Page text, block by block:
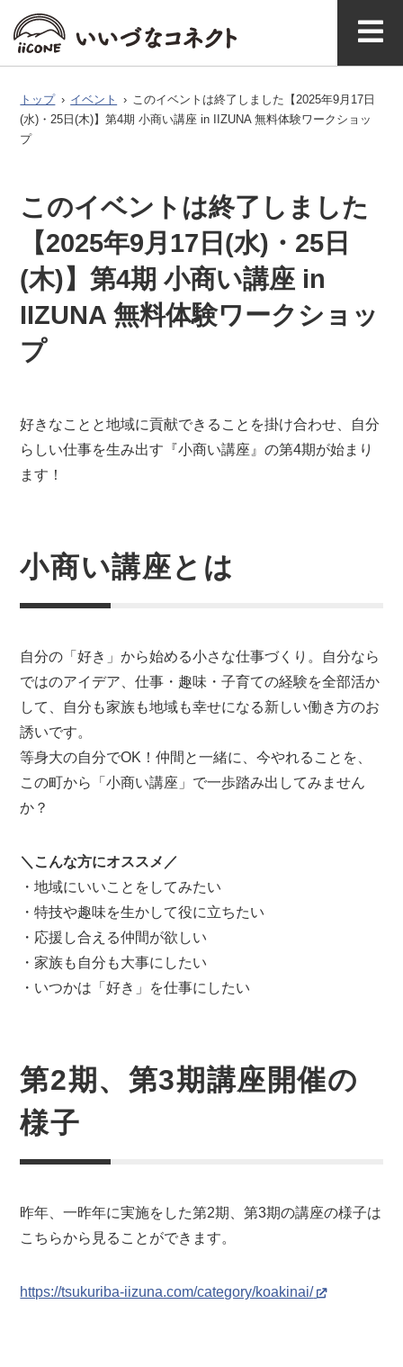
アクセ
いいづなコネクト
とは
飯綱町につい
て
お問い合わ
ト
ジ
ン
トップ › イベント › このイベントは終了しました【2025年9月17日
(水)・25日(木)】第4期 小商い講座 in IIZUNA 無料体験ワークショッ
プ
このイベントは終了しました
【2025年9月17日(水)・25日
(木)】第4期 小商い講座 in
IIZUNA 無料体験ワークショッ
プ
好きなことと地域に貢献できることを掛け合わせ、自分
らしい仕事を生み出す『小商い講座』の第4期が始まり
ます！
小商い講座とは
自分の「好き」から始める小さな仕事づくり。自分なら
ではのアイデア、仕事・趣味・子育ての経験を全部活か
して、自分も家族も地域も幸せになる新しい働き方のお
誘いです。
等身大の自分でOK！仲間と一緒に、今やれることを、
この町から「小商い講座」で一歩踏み出してみません
か？
＼こんな方にオススメ／
・地域にいいことをしてみたい
・特技や趣味を生かして役に立ちたい
・応援し合える仲間が欲しい
・家族も自分も大事にしたい
・いつかは「好き」を仕事にしたい
第2期、第3期講座開催の
様子
昨年、一昨年に実施をした第2期、第3期の講座の様子は
こちらから見ることができます。
https://tsukuriba-iizuna.com/category/koakinai/